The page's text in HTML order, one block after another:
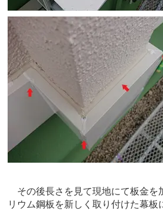
その後長さを見て現地にて板金を
リウム鋼板を新しく取り付けた幕板